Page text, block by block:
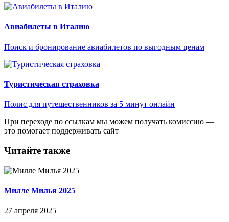
Авиабилеты в Италию
Поиск и бронирование авиабилетов по выгодным ценам
Туристическая страховка
Полис для путешественников за 5 минут онлайн
При переходе по ссылкам мы можем получать комиссию —
это помогает поддерживать сайт
Читайте также
Милле Милья 2025
27 апреля 2025